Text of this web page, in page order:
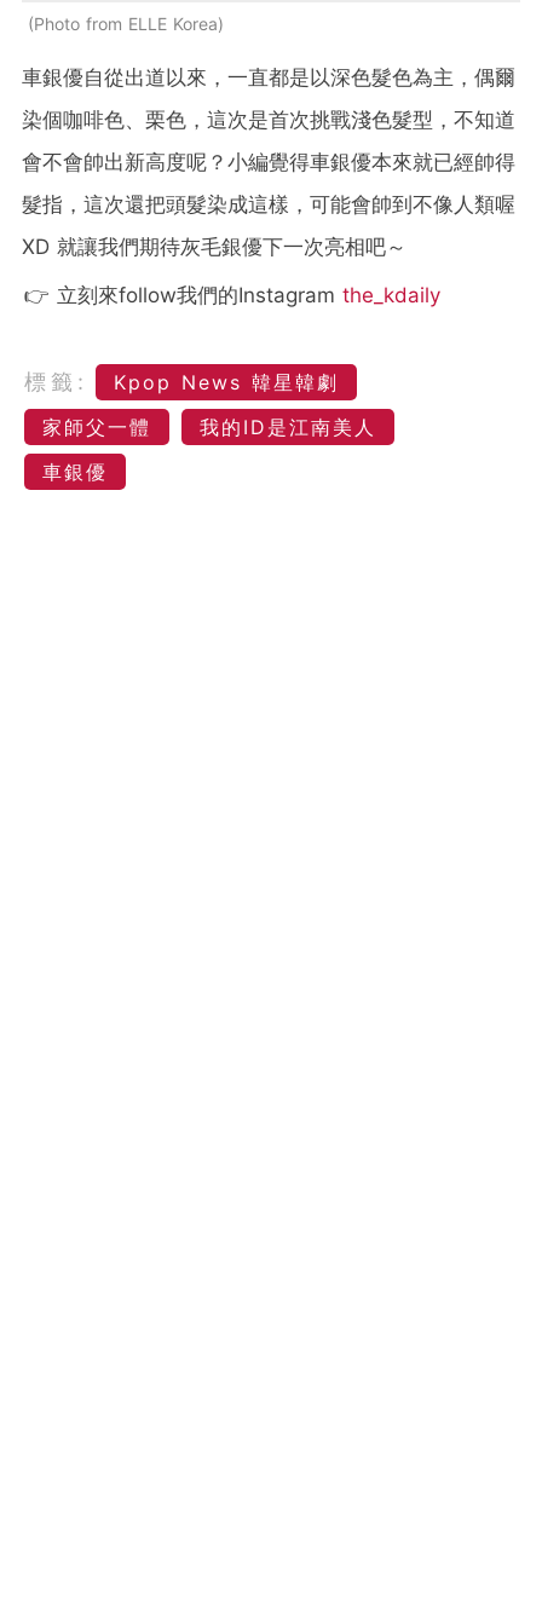
Photo from ELLE Korea
車銀優自從出道以來，一直都是以深色髮色為主，偶爾
染個咖啡色、栗色，這次是首次挑戰淺色髮型，不知道
會不會帥出新高度呢？小編覺得車銀優本來就已經帥得
髮指，這次還把頭髮染成這樣，可能會帥到不像人類喔
XD 就讓我們期待灰毛銀優下一次亮相吧～
👉 立刻來follow我們的Instagram the_kdaily
標籤:
Kpop News 韓星韓劇
家師父一體
我的ID是江南美人
車銀優